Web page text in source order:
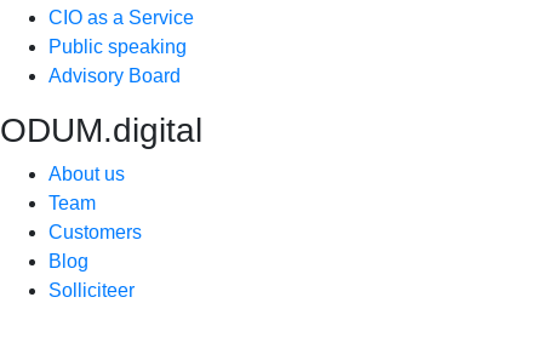
CIO as a Service
Public speaking
Advisory Board
ODUM.digital
About us
Team
Customers
Blog
Solliciteer